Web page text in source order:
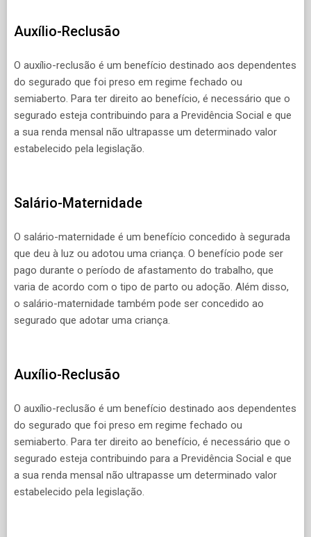
Auxílio-Reclusão
O auxílio-reclusão é um benefício destinado aos dependentes
do segurado que foi preso em regime fechado ou
semiaberto. Para ter direito ao benefício, é necessário que o
segurado esteja contribuindo para a Previdência Social e que
a sua renda mensal não ultrapasse um determinado valor
estabelecido pela legislação.
Salário-Maternidade
O salário-maternidade é um benefício concedido à segurada
que deu à luz ou adotou uma criança. O benefício pode ser
pago durante o período de afastamento do trabalho, que
varia de acordo com o tipo de parto ou adoção. Além disso,
o salário-maternidade também pode ser concedido ao
segurado que adotar uma criança.
Auxílio-Reclusão
O auxílio-reclusão é um benefício destinado aos dependentes
do segurado que foi preso em regime fechado ou
semiaberto. Para ter direito ao benefício, é necessário que o
segurado esteja contribuindo para a Previdência Social e que
a sua renda mensal não ultrapasse um determinado valor
estabelecido pela legislação.